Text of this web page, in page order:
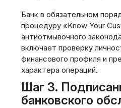
Банк в обязательном
процедуру «Know Your
антиотмывочного
включает проверку
финансового профиля и
характера операций.
Шаг 3.
банковского